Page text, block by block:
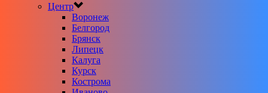
Центр
Воронеж
Белгород
Брянск
Липецк
Калуга
Курск
Кострома